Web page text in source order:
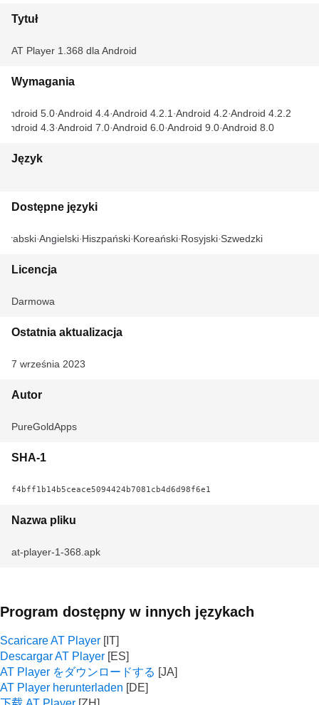
Tytuł
AT Player 1.368 dla Android
Wymagania
Android 5.0 Android 4.4 Android 4.2.1 Android 4.2 Android 4.2.2
Android 4.3 Android 7.0 Android 6.0 Android 9.0 Android 8.0
Język
Dostępne języki
Arabski Angielski Hiszpański Koreański Rosyjski Szwedzki
Licencja
Darmowa
Ostatnia aktualizacja
7 września 2023
Autor
PureGoldApps
SHA-1
f4bff1b14b5ceace5094424b7081cb4d6d98f6e1
Nazwa pliku
at-player-1-368.apk
Program dostępny w innych językach
Scaricare AT Player
Descargar AT Player
AT Player をダウンロードする
AT Player herunterladen